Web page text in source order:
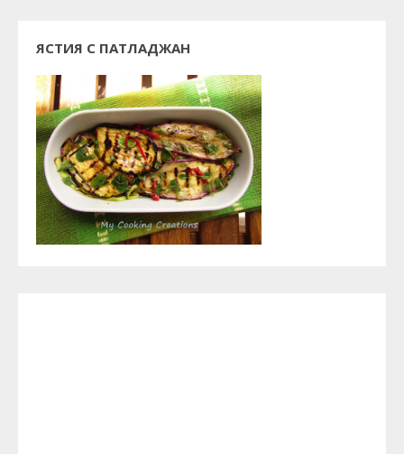
ЯСТИЯ С ПАТЛАДЖАН